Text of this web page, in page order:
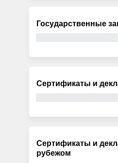
Государственные
Сертификаты и
Сертификаты и
рубежом